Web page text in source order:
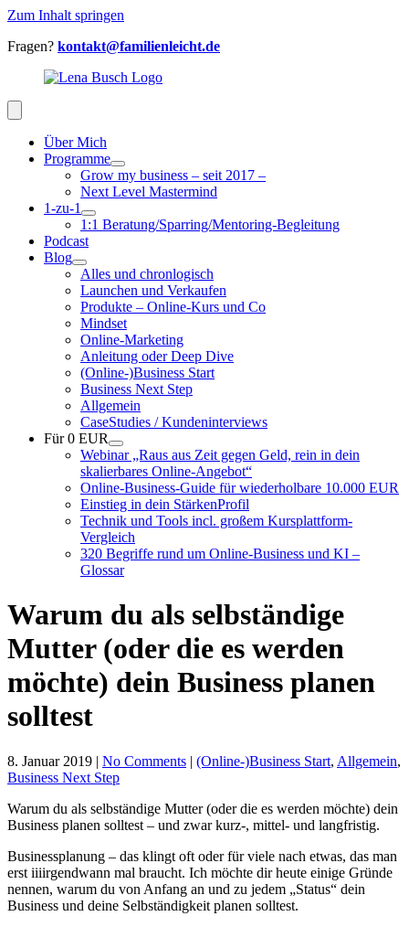
Zum Inhalt springen
Fragen? kontakt@familienleicht.de
Über Mich
Programme
Grow my business – seit 2017 –
Next Level Mastermind
1-zu-1
1:1 Beratung/Sparring/Mentoring-Begleitung
Podcast
Blog
Alles und chronlogisch
Launchen und Verkaufen
Produkte – Online-Kurs und Co
Mindset
Online-Marketing
Anleitung oder Deep Dive
(Online-)Business Start
Business Next Step
Allgemein
CaseStudies / Kundeninterviews
Für 0 EUR
Webinar „Raus aus Zeit gegen Geld, rein in dein
skalierbares Online-Angebot“
Online-Business-Guide für wiederholbare 10.000 EUR
Einstieg in dein StärkenProfil
Technik und Tools incl. großem Kursplattform-
Vergleich
320 Begriffe rund um Online-Business und KI –
Glossar
Warum du als selbständige
Mutter (oder die es werden
möchte) dein Business planen
solltest
8. Januar 2019 | No Comments | (Online-)Business Start, Allgemein,
Business Next Step
Warum du als selbständige Mutter (oder die es werden möchte) dein
Business planen solltest – und zwar kurz-, mittel- und langfristig.
Businessplanung – das klingt oft oder für viele nach etwas, das man
erst iiiirgendwann mal braucht. Ich möchte dir heute einige Gründe
nennen, warum du von Anfang an und zu jedem „Status“ dein
Business und deine Selbständigkeit planen solltest.